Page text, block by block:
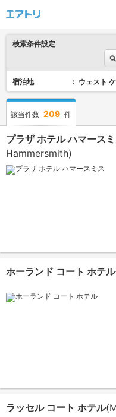
検索条件設定
宿泊地 ウェスト
該当件数 209 件
プラザ ホテル ハマース
Hammersmith)
ホーランド コート ホテル
ラッセル コート ホテル